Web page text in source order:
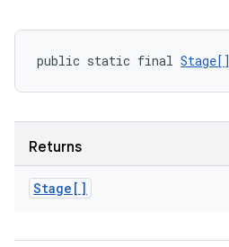
public static final Stage[]
Returns
Stage[]